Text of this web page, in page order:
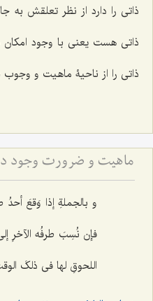
ذاتی را دارد از نظر تعلقش
ذاتی هست یعنی با وجود امکان
ذاتی را از ناحیۀ ماهیت و وجوب
و بالجملةِ إذا وَقعَ أحدُ
فإن نُسِبَ طرفُه الآخرِ
اللحوقِ لها فی ذلکَ